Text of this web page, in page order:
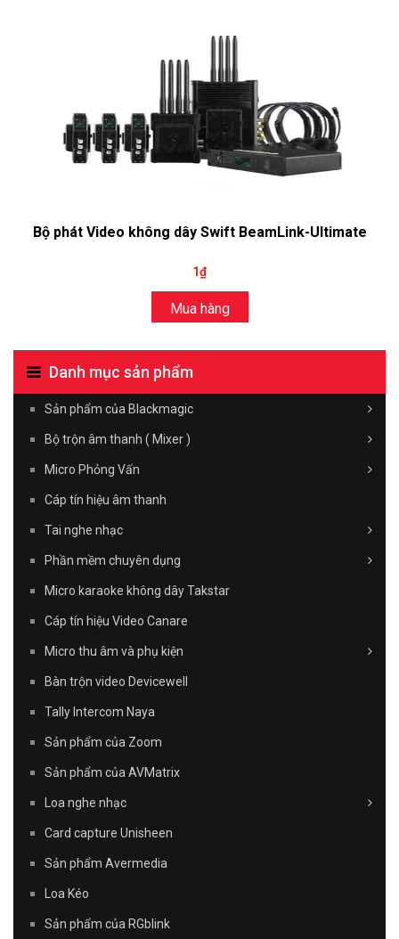
Bộ phát Video không dây Swift BeamLink-Ultimate
1₫
Mua hàng
Danh mục sản phẩm
Sản phẩm của Blackmagic
Bộ trộn âm thanh ( Mixer )
Micro Phỏng Vấn
Cáp tín hiệu âm thanh
Tai nghe nhạc
Phần mềm chuyên dụng
Micro karaoke không dây Takstar
Cáp tín hiệu Video Canare
Micro thu âm và phụ kiện
Bàn trộn video Devicewell
Tally Intercom Naya
Sản phẩm của Zoom
Sản phẩm của AVMatrix
Loa nghe nhạc
Card capture Unisheen
Sản phẩm Avermedia
Loa Kéo
Sản phẩm của RGblink